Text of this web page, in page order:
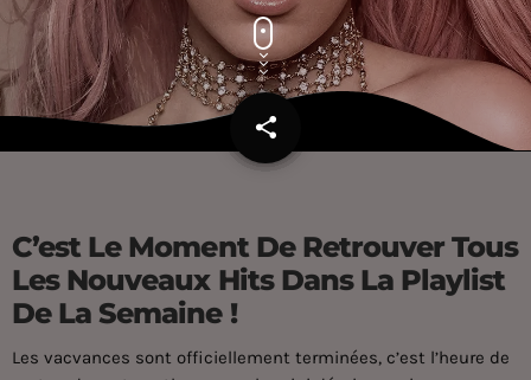
share
email
C’est Le Moment De Retrouver Tous
Les Nouveaux Hits Dans La Playlist
De La Semaine !
Les vacvances sont officiellement terminées, c’est l’heure de